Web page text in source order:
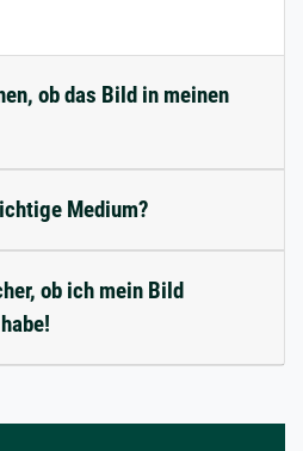
ob das Bild in meinen
Medium?
ob ich mein Bild